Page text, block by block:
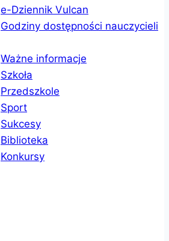
e-Dziennik Vulcan
Godziny dostępności nauczycieli
Ważne informacje
Szkoła
Przedszkole
Sport
Sukcesy
Biblioteka
Konkursy